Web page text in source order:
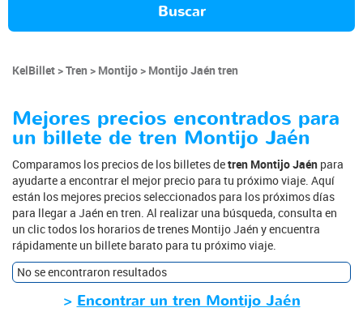
Buscar
KelBillet Tren Montijo Montijo Jaén tren
Mejores precios encontrados para
un billete de tren Montijo Jaén
Comparamos los precios de los billetes detren Montijo Jaén para
ayudarte a encontrar el mejor precio para tu próximo viaje. Aquí
están los mejores precios seleccionados para los próximos días
para llegar a Jaén en tren. Al realizar una búsqueda, consulta en
un clic todos los horarios de trenes Montijo Jaén y encuentra
rápidamente un billete barato para tu próximo viaje.
No se encontraron resultados
> Encontrar un tren Montijo Jaén